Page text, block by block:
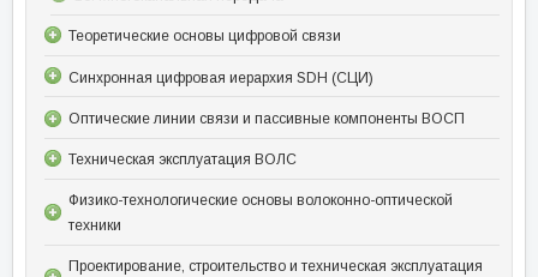
Теоретические основы цифровой связи
Синхронная цифровая иерархия SDH (СЦИ)
Оптические линии связи и пассивные компоненты ВОСП
Техническая эксплуатация ВОЛС
Физико-технологические основы волоконно-оптической
техники
Проектирование, строительство и техническая эксплуатация